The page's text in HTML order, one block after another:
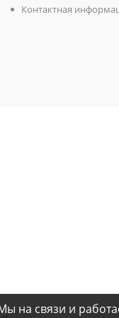
Контактная
на связи и